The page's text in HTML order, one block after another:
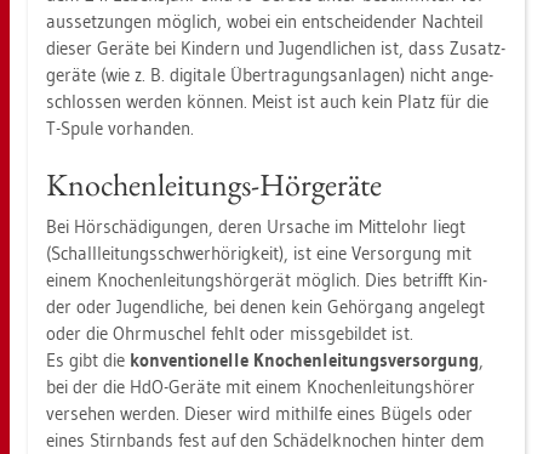
aus­set­zun­gen mög­lich, wobei ein ent­schei­den­der Nach­teil
die­ser Ge­rä­te bei Kin­dern und Ju­gend­li­chen ist, dass Zu­satz­
ge­rä­te (wie z. B. di­gi­ta­le Über­tra­gungs­an­la­gen) nicht an­ge­
schlos­sen wer­den kön­nen. Meist ist auch kein Platz für die
T-Spule vor­han­den.
Kno­chen­lei­tungs-Hör­ge­rä­te
Bei Hör­schä­di­gun­gen, deren Ur­sa­che im Mit­tel­ohr liegt
(Schall­lei­tungs­schwer­hö­rig­keit), ist eine Ver­sor­gung mit
einem Kno­chen­lei­tungs­hör­ge­rät mög­lich. Dies be­trifft Kin­
der oder Ju­gend­li­che, bei denen kein Ge­hör­gang an­ge­legt
oder die Ohr­mu­schel fehlt oder miss­ge­bil­det ist.
Es gibt die kon­ven­tio­nel­le Kno­chen­lei­tungs­ver­sor­gung,
bei der die HdO-Ge­rä­te mit einem Kno­chen­lei­tungs­hö­rer
ver­se­hen wer­den. Die­ser wird mit­hil­fe eines Bü­gels oder
eines Stirn­bands fest auf den Schä­del­kno­chen hin­ter dem